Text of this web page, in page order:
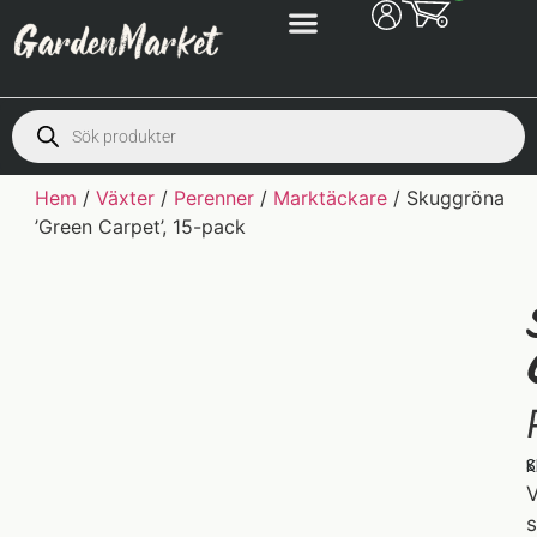
Hem /Växter / Perenner / Marktäckare / Skuggröna
’Green Carpet’, 15-pack